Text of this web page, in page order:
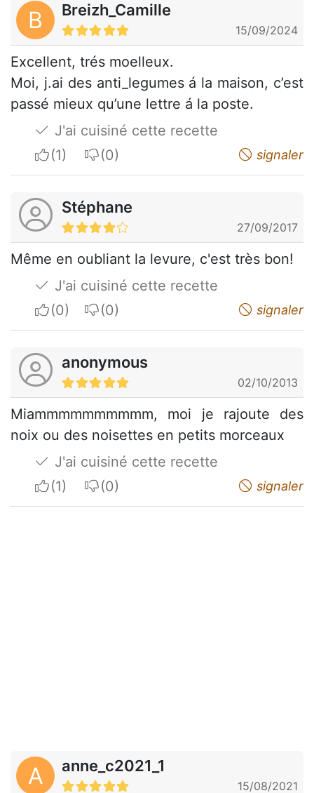
B Breizh_Camille
15/09/2024
Excellent, trés moelleux.
Moi, j.ai des anti_legumes á la maison, c’est
passé mieux qu’une lettre á la poste.
J'ai cuisiné cette recette
I apreciateI do not appreciate signaler
Stéphane
27/09/2017
Même en oubliant la levure, c'est très bon!
J'ai cuisiné cette recette
I apreciateI do not appreciate signaler
anonymous
02/10/2013
Miammmmmmmmmm, moi je rajoute des
noix ou des noisettes en petits morceaux
J'ai cuisiné cette recette
I apreciateI do not appreciate signaler
A anne_c2021_1
15/08/2021